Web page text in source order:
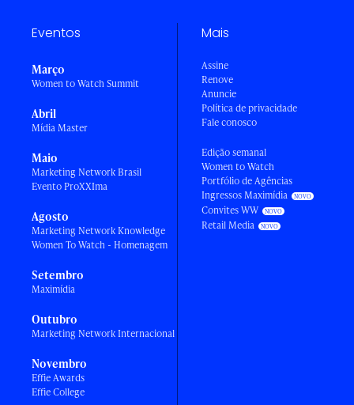
Eventos
Março
Women to Watch Summit
Abril
Mídia Master
Maio
Marketing Network Brasil
Evento ProXXIma
Agosto
Marketing Network Knowledge
Women To Watch - Homenagem
Setembro
Maximídia
Outubro
Marketing Network Internacional
Novembro
Effie Awards
Effie College
Mais
Assine
Renove
Anuncie
Política de privacidade
Fale conosco
Edição semanal
Women to Watch
Portfólio de Agências
Ingressos Maximídia
Convites WW
Retail Media